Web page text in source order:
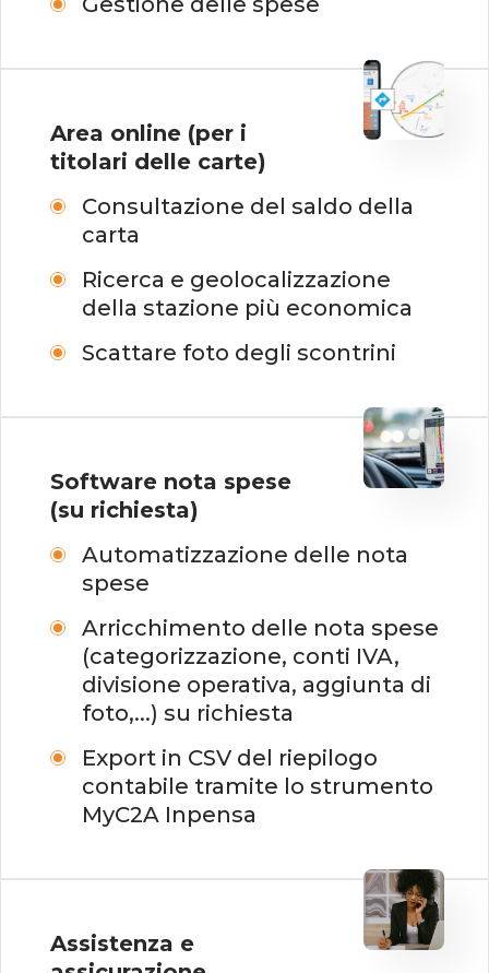
Area online (per i
titolari delle carte)
Consultazione del saldo della
carta
Ricerca e geolocalizzazione
della stazione più economica
Scattare foto degli scontrini
Software nota spese
(su richiesta)
Automatizzazione delle nota
spese
Arricchimento delle nota spese
(categorizzazione, conti IVA,
divisione operativa, aggiunta di
foto,...) su richiesta
Export in CSV del riepilogo
contabile tramite lo strumento
MyC2A Inpensa
Assistenza e